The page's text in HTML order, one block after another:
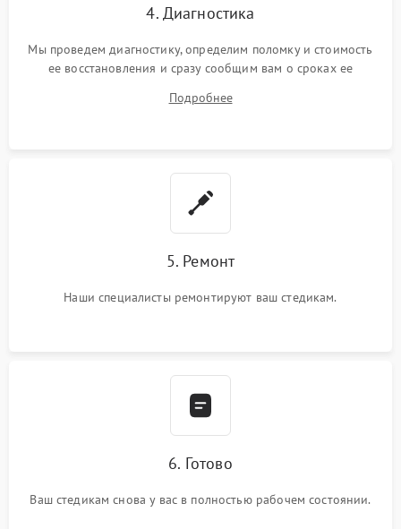
4. Диагностика
Мы проведем диагностику, определим поломку и стоимость
ее восстановления и сразу сообщим вам о сроках ее
Подробнее
5. Ремонт
Наши специалисты ремонтируют ваш стедикам.
6. Готово
Ваш стедикам снова у вас в полностью рабочем состоянии.